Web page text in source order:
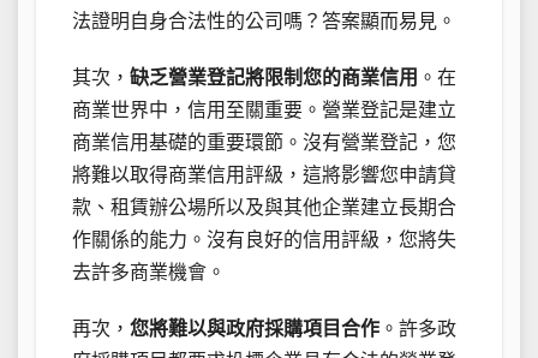
法證明自身合法性的公司嗎？答案顯而易見。
其次， 缺乏營業登記將限制您的商業信用 。在
商業世界中，信用至關重要。營業登記是建立
商業信用基礎的重要環節。沒有營業登記，您
將難以取得商業信用評級，這將影響您申請貸
款、租賃辦公場所以及與其他企業建立長期合
作關係的能力。沒有良好的信用評級，您將失
去許多商業機會。
再次， 您將難以與政府採購項目合作 。許多政